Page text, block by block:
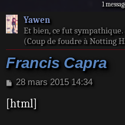
1
Yawen
Et bien, ce fut
(Coup de foudre à Notting
Francis Capra
M
s
28 mars 2015 14:34
[html]